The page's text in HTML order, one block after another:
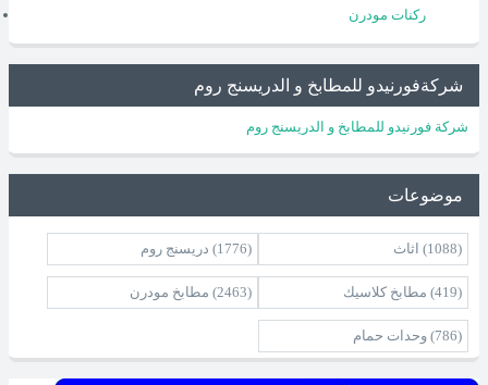
ركنات مودرن
شركةفورنيدو للمطابخ و الدريسنج روم
شركة فورنيدو للمطابخ و الدريسنج روم
موضوعات
اثاث (1088) دريسنج روم (1776)
مطابخ كلاسيك (419) مطابخ مودرن (2463)
وحدات حمام (786)